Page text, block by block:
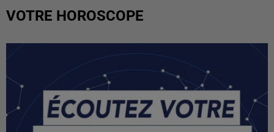
VOTRE HOROSCOPE